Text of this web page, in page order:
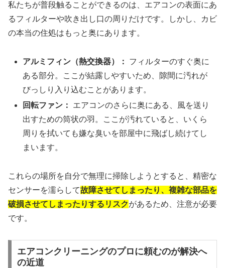
私たちが普段触ることができるのは、エアコンの表面にあ
るフィルターや吹き出し口の周りだけです。しかし、カビ
の本当の住処はもっと奥にあります。
アルミフィン（熱交換器）：
フィルターのすぐ奥に
ある部分。ここが結露しやすいため、隙間に汚れが
びっしり入り込むことがあります。
回転ファン：
エアコンのさらに奥にある、風を送り
出すための筒状の羽。ここが汚れていると、いくら
周りを拭いても嫌な臭いを部屋中に飛ばし続けてし
まいます。
これらの場所を自分で無理に掃除しようとすると、精密な
センサーを濡らして故障させてしまったり、複雑な部品を
破損させてしまったりするリスクがあるため、注意が必要
です。
エアコンクリーニングのプロに頼むのが解決へ
の近道